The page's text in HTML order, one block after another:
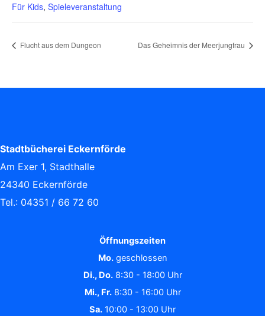
Für Kids, Spieleveranstaltung
Flucht aus dem Dungeon Das Geheimnis der Meerjungfrau
Stadtbücherei Eckernförde
Am Exer 1, Stadthalle
24340 Eckernförde
Tel.: 04351 / 66 72 60
Öffnungszeiten
Mo.geschlossen
Di., Do.8:30 - 18:00 Uhr
Mi., Fr.8:30 - 16:00 Uhr
Sa. 10:00 - 13:00 Uhr